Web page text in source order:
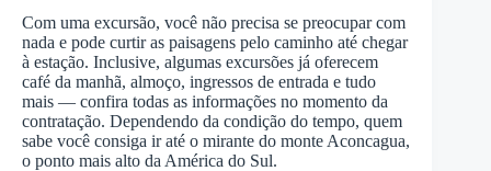
Com uma excursão, você não precisa se preocupar com
nada e pode curtir as paisagens pelo caminho até chegar
à estação. Inclusive, algumas excursões já oferecem
café da manhã, almoço, ingressos de entrada e tudo
mais — confira todas as informações no momento da
contratação. Dependendo da condição do tempo, quem
sabe você consiga ir até o mirante do monte Aconcagua,
o ponto mais alto da América do Sul.